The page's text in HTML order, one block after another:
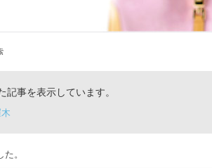
記事を表示しています。
。